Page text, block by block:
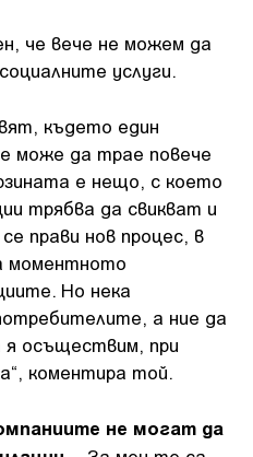
че вече не можем да
услуги.
където един
може да трае повече
е нещо, с което
трябва да свикват и
прави нов процес, в
моментното
Но нека
а ние да
я осъществим, при
коментира той.
не могат да